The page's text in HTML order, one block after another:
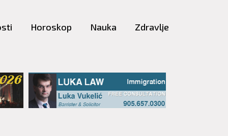
Horoskop Nauka Zdravlje